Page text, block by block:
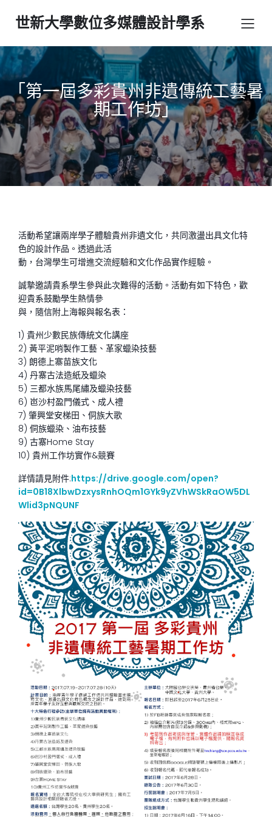
世新大學數位多媒體設計學系
「第一屆多彩貴州非遺傳統工藝暑
期工作坊」
活動希望讓兩岸學子體驗貴州非遺文化，共同激盪出具文化特
色的設計作品。透過此活
動，台灣學生可增進交流經驗和文化作品實作經驗。
誠摯邀請貴系學生參與此次難得的活動。活動有如下特色，歡
迎貴系鼓勵學生熱情參
與，隨信附上海報與報名表：
1) 貴州少數民族傳統文化講座
2) 黃平泥哨製作工藝、革家蠟染技藝
3) 朗德上寨苗族文化
4) 丹寨古法造紙及蠟染
5) 三都水族馬尾繡及蠟染技藝
6) 岜沙村盈門儀式、成人禮
7) 肇興堂安梯田、侗族大歌
8) 侗族蠟染、油布技藝
9) 古寨Home Stay
10) 貴州工作坊實作&競賽
詳情請見附件:https://drive.google.com/open?
id=0B18XlbwDzxysRnhOQm1GYk9yZVhWSkRaOW5DL
Wlid3pNQUNF